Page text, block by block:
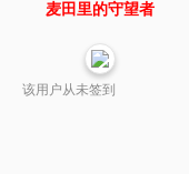
麦田里的守望者
该用户从未签到